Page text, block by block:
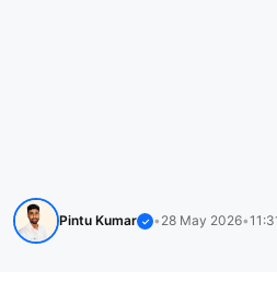
Pintu Kumar ✓ • 28 May 2026•